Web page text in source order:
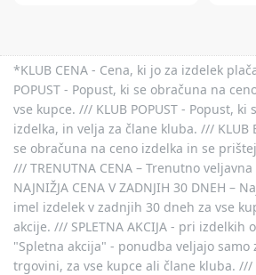
*KLUB CENA - Cena, ki jo za izdelek
POPUST - Popust, ki se obračuna na
vse kupce. /// KLUB POPUST - Popust,
izdelka, in velja za člane kluba. /// KLUB
se obračuna na ceno izdelka in se
/// TRENUTNA CENA – Trenutno
NAJNIŽJA CENA V ZADNJIH 30 DNEH –
imel izdelek v zadnjih 30 dneh za vse
akcije. /// SPLETNA AKCIJA - pri izdelkih
"Spletna akcija" - ponudba veljajo samo
trgovini, za vse kupce ali člane kluba. ///